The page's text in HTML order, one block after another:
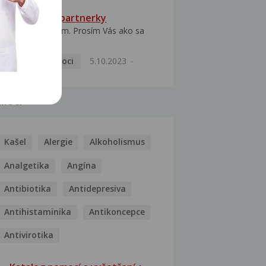
HPV typ 52 u partnerky
Dobrý deň prajem. Prosím Vás ako sa
Pohlavní nemoci
5.10.2023
Kašel Alergie Alkoholismus
Analgetika Angína
Antibiotika Antidepresiva
Antihistaminika Antikoncepce
Antivirotika